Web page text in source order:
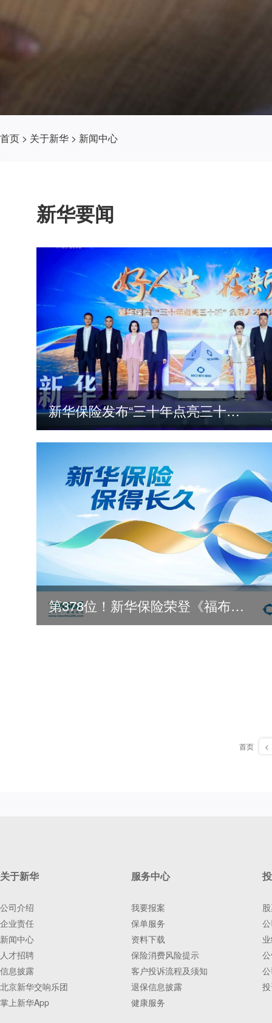
首页 > 关于新华 > 新闻中心
新华要闻
新华保险发布“三十年点亮三十城”全国人才计划
第378位！新华保险荣登《福布斯》全球500强
首页 <
关于新华
公司介绍
企业责任
新闻中心
人才招聘
信息披露
北京新华交响乐团
掌上新华App
服务中心
我要报案
保单服务
资料下载
保险消费风险提示
客户投诉流程及须知
退保信息披露
健康服务